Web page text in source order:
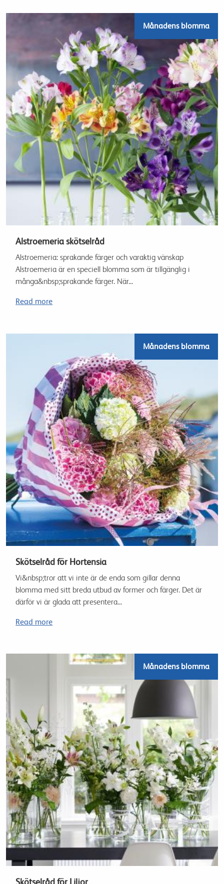
Månadens blomma
Alstroemeria skötselråd
Alstroemeria: sprakande färger och varaktig vänskap
Alstroemeria är en speciell blomma som är tillgänglig i
många&nbsp;sprakande färger. När...
Read more
Månadens blomma
Skötselråd för Hortensia
Vi&nbsp;tror att vi inte är de enda som gillar denna
blomma med sitt breda utbud av former och färger. Det är
därför vi är glada att presentera...
Read more
Månadens blomma
Skötselråd för Liljor